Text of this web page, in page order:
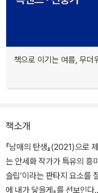
책으로 이기는 여름, 무더
책소개
『남매의 탄생』(2021)으로
는 안세화 작가가 특유의 흥
슬립’이라는 판타지 요소를
에 내가 닿을게』를 선보인다.